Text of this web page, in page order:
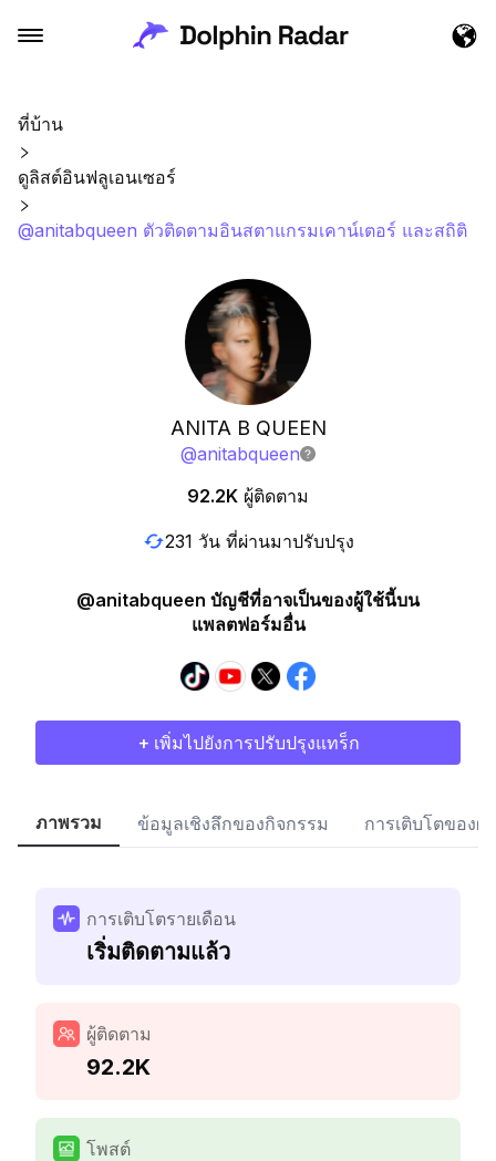
ที่บ้าน
ดูลิสต์อินฟลูเอนเซอร์
@anitabqueen ตัวติดตามอินสตาแกรมเคาน์เตอร์ และสถิติ
ANITA B QUEEN
@anitabqueen
92.2K ผู้ติดตาม
231 วัน ที่ผ่านมาปรับปรุง
@anitabqueen บัญชีที่อาจเป็นของผู้ใช้นี้บน
แพลตฟอร์มอื่น
+ เพิ่มไปยังการปรับปรุงแทร็ก
ภาพรวม ข้อมูลเชิงลึกของกิจกรรม การเติบโตของผู้
การเติบโตรายเดือน
เริ่มติดตามแล้ว
ผู้ติดตาม
92.2K
โพสต์